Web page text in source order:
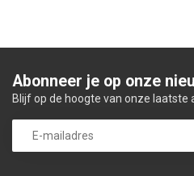
Abonneer je op onze
Blijf op de hoogte van onze laatste